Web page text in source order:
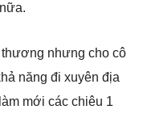
nhưng cho cô
năng đi xuyên địa
mới các chiêu 1